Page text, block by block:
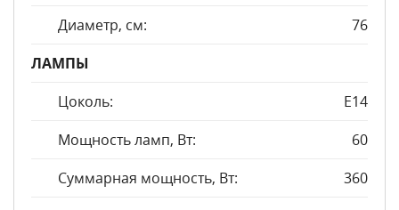
Диаметр, см:
76
ЛАМПЫ
Цоколь:
E14
Мощность ламп, Вт:
60
Суммарная мощность, Вт:
360